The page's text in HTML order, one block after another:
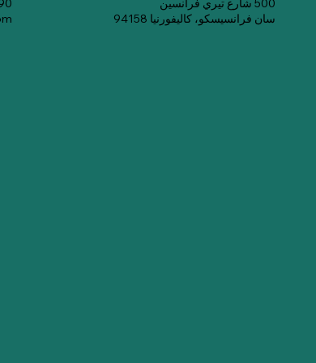
500 شارع تيري فرانسين
سان فرانسيسكو، كاليفورنيا 94158